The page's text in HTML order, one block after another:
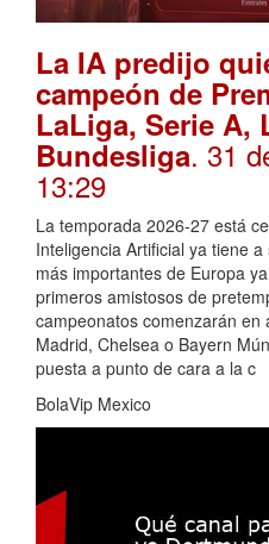
La IA predijo
campeón de
LaLiga, Serie A,
Bundesliga. 31
13:29
La temporada 2026-27 está
Inteligencia Artificial ya tiene
más importantes de Europa
primeros amistosos de
campeonatos comenzarán en
Madrid, Chelsea o Bayern
puesta a punto de cara a la c
BolaVip Mexico